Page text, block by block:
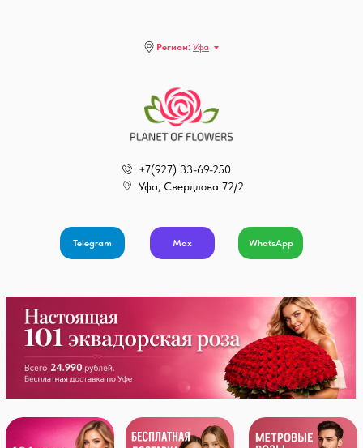
WhatsApp
Telegram Max
+7(927) 33-69-250
Уфа, Свердлова 72/2
Регион: Уфа